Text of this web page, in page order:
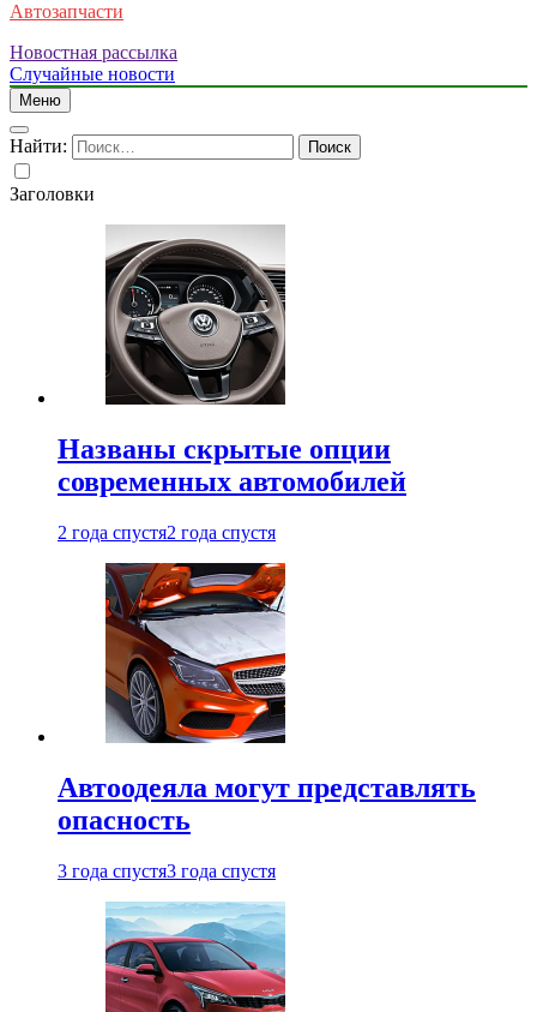
Автозапчасти
Новостная рассылка
Случайные новости
Меню
Найти:
Заголовки
Названы скрытые опции
современных автомобилей
2 года спустя2 года спустя
Автоодеяла могут представлять
опасность
3 года спустя3 года спустя